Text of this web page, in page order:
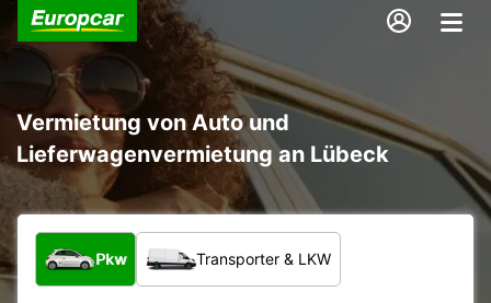
Vermietung von Auto und
Lieferwagenvermietung an Lübeck
Welche Art von Fahrzeug?
Pkw Transporter & LKW